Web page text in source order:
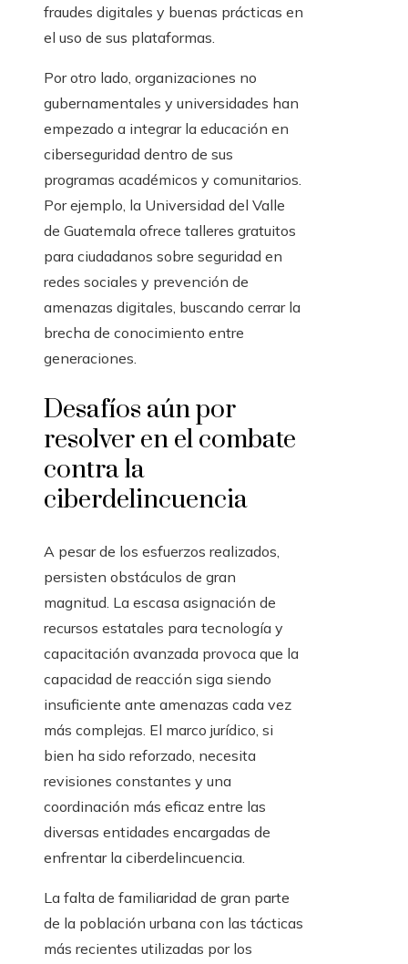
fraudes digitales y buenas prácticas en
el uso de sus plataformas.
Por otro lado, organizaciones no
gubernamentales y universidades han
empezado a integrar la educación en
ciberseguridad dentro de sus
programas académicos y comunitarios.
Por ejemplo, la Universidad del Valle
de Guatemala ofrece talleres gratuitos
para ciudadanos sobre seguridad en
redes sociales y prevención de
amenazas digitales, buscando cerrar la
brecha de conocimiento entre
generaciones.
Desafíos aún por
resolver en el combate
contra la
ciberdelincuencia
A pesar de los esfuerzos realizados,
persisten obstáculos de gran
magnitud. La escasa asignación de
recursos estatales para tecnología y
capacitación avanzada provoca que la
capacidad de reacción siga siendo
insuficiente ante amenazas cada vez
más complejas. El marco jurídico, si
bien ha sido reforzado, necesita
revisiones constantes y una
coordinación más eficaz entre las
diversas entidades encargadas de
enfrentar la ciberdelincuencia.
La falta de familiaridad de gran parte
de la población urbana con las tácticas
más recientes utilizadas por los